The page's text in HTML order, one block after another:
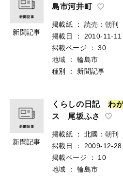
新聞記事
島市河井町
掲載紙 ：
読売：朝刊
掲載日
：
2010-11-11
掲載ページ
：
30
地域
：
輪島市
種別
： 新聞記事
新聞記事
くらしの日記わ
ス 尾坂ふさ
掲載紙 ：
北國：朝刊
掲載日
：
2009-12-28
掲載ページ
：
10
地域
：
輪島市